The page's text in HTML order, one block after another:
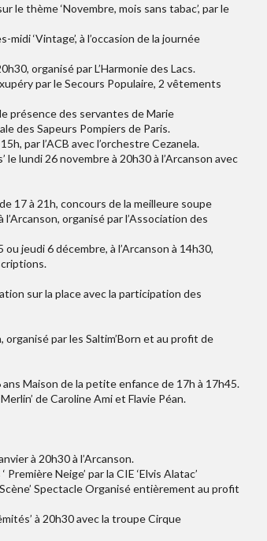
le thème ‘Novembre, mois sans tabac’, par le
‘Vintage’, à l’occasion de la journée
organisé par L’Harmonie des Lacs.
par le Secours Populaire, 2 vêtements
présence des servantes de Marie
des Sapeurs Pompiers de Paris.
par l’ACB avec l’orchestre Cezanela.
lundi 26 novembre à 20h30 à l’Arcanson avec
17 à 21h, concours de la meilleure soupe
organisé par l’Association des
jeudi 6 décembre, à l’Arcanson à 14h30,
sur la place avec la participation des
organisé par les Saltim’Born et au profit de
ans Maison de la petite enfance de 17h à 17h45.
de Caroline Ami et Flavie Péan.
à 20h30 à l’Arcanson.
Neige’ par la CIE ‘Elvis Alatac’
Spectacle Organisé entièrement au profit
à 20h30 avec la troupe Cirque